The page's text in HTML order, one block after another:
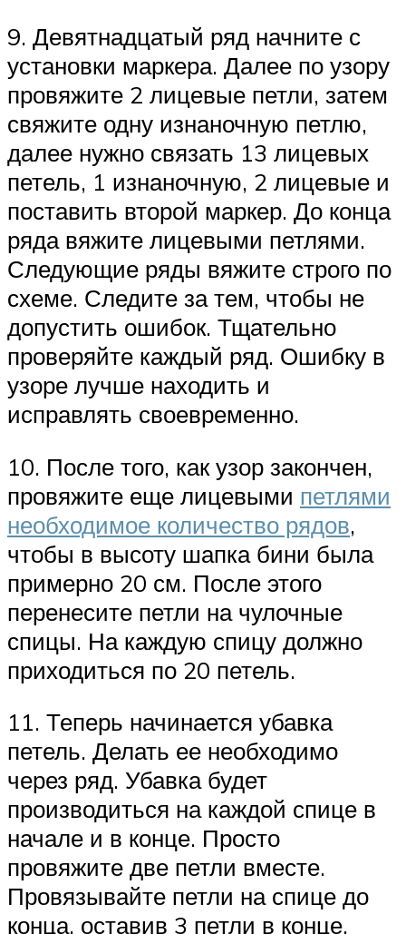
9. Девятнадцатый ряд начните с
установки маркера. Далее по узору
провяжите 2 лицевые петли, затем
свяжите одну изнаночную петлю,
далее нужно связать 13 лицевых
петель, 1 изнаночную, 2 лицевые и
поставить второй маркер. До конца
ряда вяжите лицевыми петлями.
Следующие ряды вяжите строго по
схеме. Следите за тем, чтобы не
допустить ошибок. Тщательно
проверяйте каждый ряд. Ошибку в
узоре лучше находить и
исправлять своевременно.
10. После того, как узор закончен,
провяжите еще лицевыми петлями
необходимое количество рядов,
чтобы в высоту шапка бини была
примерно 20 см. После этого
перенесите петли на чулочные
спицы. На каждую спицу должно
приходиться по 20 петель.
11. Теперь начинается убавка
петель. Делать ее необходимо
через ряд. Убавка будет
производиться на каждой спице в
начале и в конце. Просто
провяжите две петли вместе.
Провязывайте петли на спице до
конца, оставив 3 петли в конце.